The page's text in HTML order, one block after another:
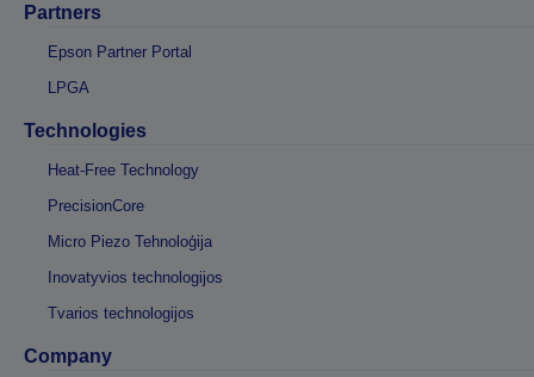
Partners
Epson Partner Portal
LPGA
Technologies
Heat-Free Technology
PrecisionCore
Micro Piezo Tehnoloģija
Inovatyvios technologijos
Tvarios technologijos
Company